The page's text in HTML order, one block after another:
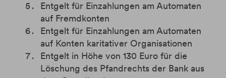
Entgelt für Einzahlungen am Automaten
auf Fremdkonten
Entgelt für Einzahlungen am Automaten
auf Konten karitativer Organisationen
Entgelt in Höhe von 130 Euro für die
Löschung des Pfandrechts der Bank aus